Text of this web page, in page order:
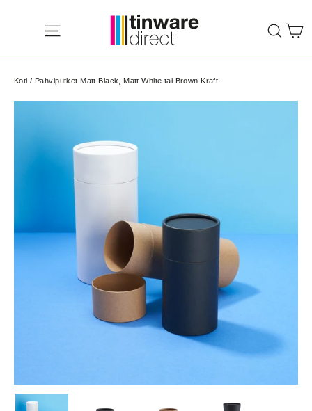
sisältöön
Site navigation
Koti / Pahviputket Matt Black, Matt White tai Brown Kraft